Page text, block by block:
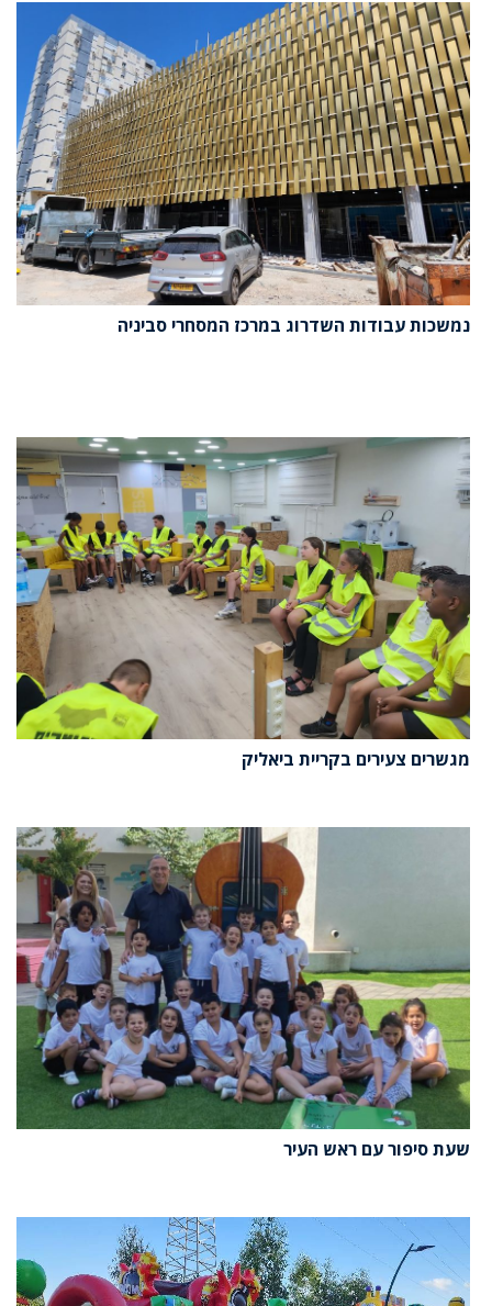
נמשכות עבודות השדרוג במרכז המסחרי סביניה
מגשרים צעירים בקריית ביאליק
שעת סיפור עם ראש העיר